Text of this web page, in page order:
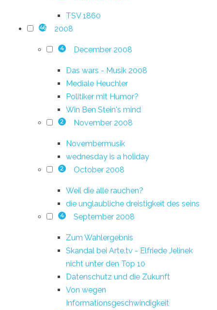
TSV 1860
46 2008
4 December 2008
Das wars - Musik 2008
Mediale Heuchler
Politiker mit Humor?
Win Ben Stein's mind
2 November 2008
Novembermusik
wednesday is a holiday
2 October 2008
Weil die alle rauchen?
die unglaubliche dreistigkeit des seins
4 September 2008
Zum Wahlergebnis
Skandal bei Arte.tv - Elfriede Jelinek
nicht unter den Top 10
Datenschutz und die Zukunft
Von wegen
Informationsgeschwindigkeit